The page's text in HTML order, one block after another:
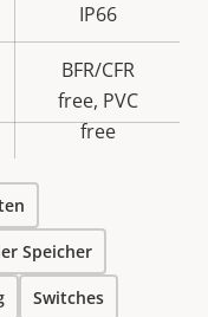
IP66
BFR/CFR
free, PVC
free
Speicher
Switches